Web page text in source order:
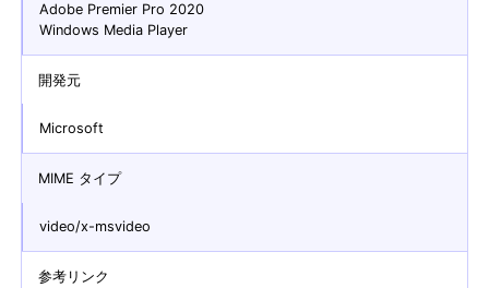
Adobe Premier Pro 2020
Windows Media Player
開発元
Microsoft
MIME タイプ
video/x-msvideo
参考リンク